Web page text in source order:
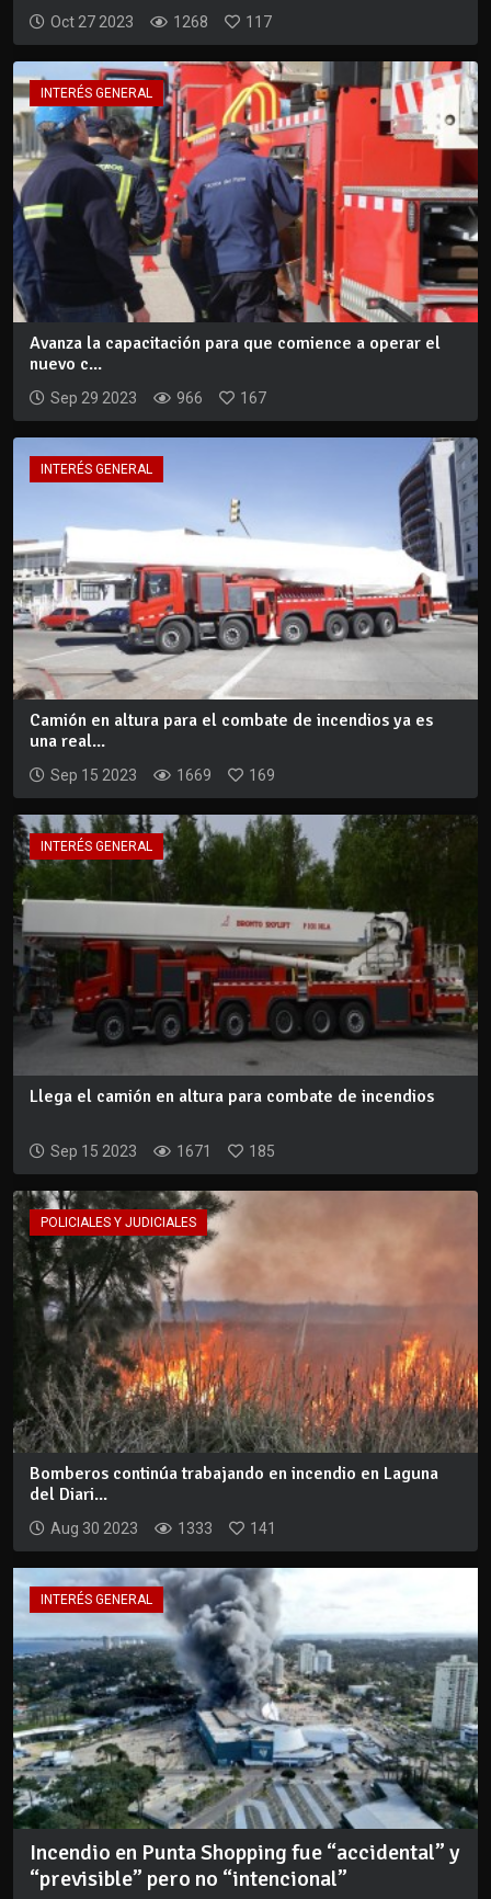
Oct 27 2023 1268 117
INTERÉS GENERAL
Avanza la capacitación para que comience a operar el
nuevo c...
Sep 29 2023 966 167
INTERÉS GENERAL
Camión en altura para el combate de incendios ya es
una real...
Sep 15 2023 1669 169
INTERÉS GENERAL
Llega el camión en altura para combate de incendios
Sep 15 2023 1671 185
POLICIALES Y JUDICIALES
Bomberos continúa trabajando en incendio en Laguna
del Diari...
Aug 30 2023 1333 141
INTERÉS GENERAL
Incendio en Punta Shopping fue “accidental” y
“previsible” pero no “intencional”